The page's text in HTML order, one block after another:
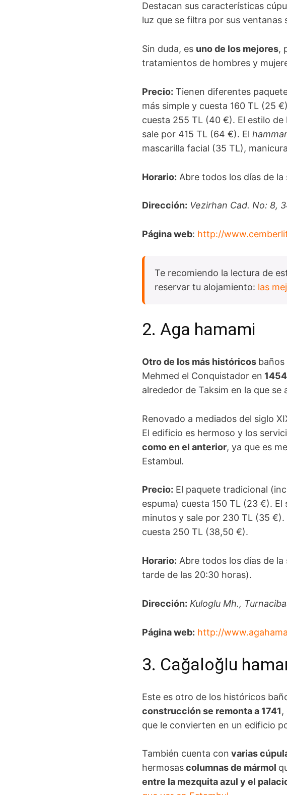
Destacan sus características
luz que se filtra por sus
Sin duda, es uno de los mejores,
tratamientos de hombres y
Precio: Tienen diferentes
más simple y cuesta 160 TL (25
cuesta 255 TL (40 €). El estilo
sale por 415 TL (64 €). El
mascarilla facial (35 TL),
Horario: Abre todos los días de
Dirección: Vezirhan Cad. No: 8,
Página web: http://
Te recomiendo la lectura de
reservar tu alojamiento: las
2. Aga hamami
Otro de los más históricos
Mehmed el Conquistador en 1454
alrededor de Taksim en la que se
Renovado a mediados del siglo
El edificio es hermoso y los
como en el anterior, ya que es
Estambul.
Precio: El paquete tradicional
espuma) cuesta 150 TL (23 €).
minutos y sale por 230 TL (35
cuesta 250 TL (38,50 €).
Horario: Abre todos los días de
tarde de las 20:30 horas).
Dirección: Kuloglu Mh.,
Página web: http://
3. Cağaloğlu
Este es otro de los históricos
construcción se remonta a 1741,
que le convierten en un edificio
También cuenta con varias
hermosascolumnas de mármol
entre la mezquita azul y el